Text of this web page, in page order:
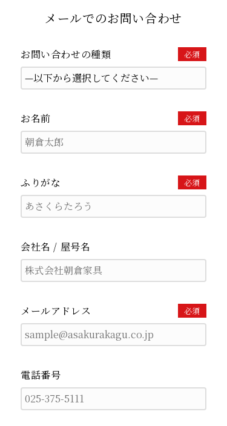
メールでのお問い合わせ
お問い合わせの種類 必須
お名前 必須
ふりがな 必須
会社名 / 屋号名
メールアドレス 必須
電話番号